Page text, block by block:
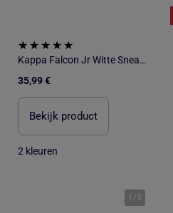
Kappa Falcon Jr Witte Sneakers voor Jongens
35,99 €
Bekijk product
2 kleuren
1 / 5